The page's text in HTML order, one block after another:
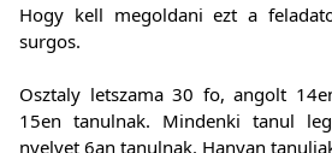
Hogy kell megoldani ezt a
surgos.
Osztaly letszama 30 fo, angolt
15en tanulnak. Mindenki tanul
nyelvet 6an tanulnak. Hanyan